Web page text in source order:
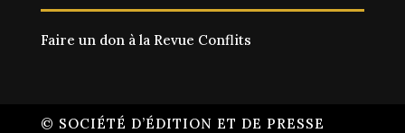
Faire un don à la Revue Conflits
© SOCIÉTÉ D’ÉDITION ET DE PRESSE